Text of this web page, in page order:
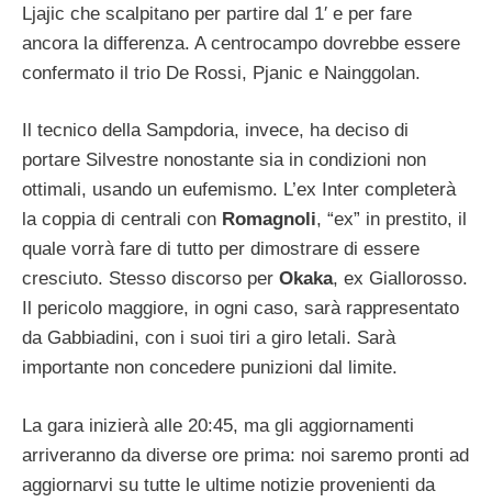
Ljajic che scalpitano per partire dal 1′ e per fare
ancora la differenza. A centrocampo dovrebbe essere
confermato il trio De Rossi, Pjanic e Nainggolan.
Il tecnico della Sampdoria, invece, ha deciso di
portare Silvestre nonostante sia in condizioni non
ottimali, usando un eufemismo. L’ex Inter completerà
la coppia di centrali con Romagnoli, “ex” in prestito, il
quale vorrà fare di tutto per dimostrare di essere
cresciuto. Stesso discorso per Okaka, ex Giallorosso.
Il pericolo maggiore, in ogni caso, sarà rappresentato
da Gabbiadini, con i suoi tiri a giro letali. Sarà
importante non concedere punizioni dal limite.
La gara inizierà alle 20:45, ma gli aggiornamenti
arriveranno da diverse ore prima: noi saremo pronti ad
aggiornarvi su tutte le ultime notizie provenienti da